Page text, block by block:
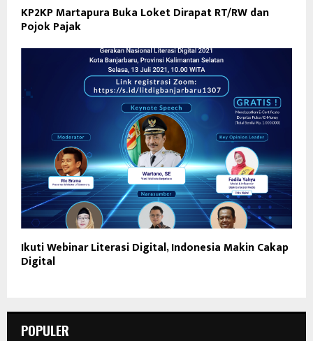
KP2KP Martapura Buka Loket Dirapat RT/RW dan
Pojok Pajak
Ikuti Webinar Literasi Digital, Indonesia Makin Cakap
Digital
POPULER